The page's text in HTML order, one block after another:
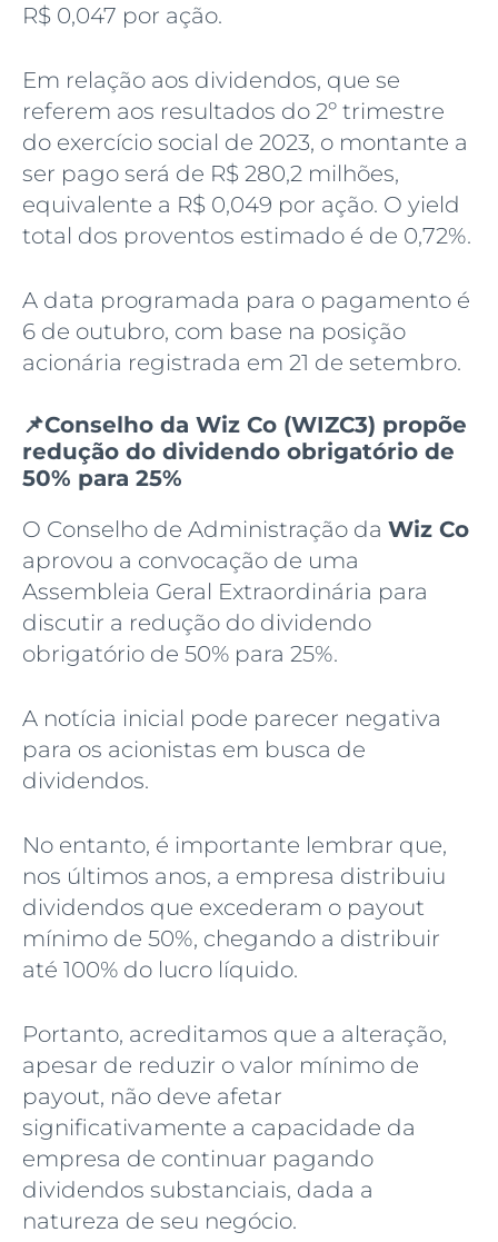
R$ 0,047 por ação.
Em relação aos dividendos, que se
referem aos resultados do 2º trimestre
do exercício social de 2023, o montante a
ser pago será de R$ 280,2 milhões,
equivalente a R$ 0,049 por ação. O yield
total dos proventos estimado é de 0,72%.
A data programada para o pagamento é
6 de outubro, com base na posição
acionária registrada em 21 de setembro.
📌Conselho da Wiz Co (WIZC3) propõe
redução do dividendo obrigatório de
50% para 25%
O Conselho de Administração da Wiz Co
aprovou a convocação de uma
Assembleia Geral Extraordinária para
discutir a redução do dividendo
obrigatório de 50% para 25%.
A notícia inicial pode parecer negativa
para os acionistas em busca de
dividendos.
No entanto, é importante lembrar que,
nos últimos anos, a empresa distribuiu
dividendos que excederam o payout
mínimo de 50%, chegando a distribuir
até 100% do lucro líquido.
Portanto, acreditamos que a alteração,
apesar de reduzir o valor mínimo de
payout, não deve afetar
significativamente a capacidade da
empresa de continuar pagando
dividendos substanciais, dada a
natureza de seu negócio.